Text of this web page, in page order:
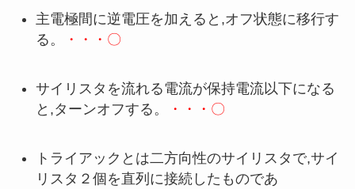
主電極間に逆電圧を加えると,オフ状態に移行す
る。
・・・ 〇
サイリスタを流れる電流が保持電流以下になる
と,ターンオフする。
・・・ 〇
トライアックとは二方向性のサイリスタで,サイ
リスタ２個を直列に接続したものであ